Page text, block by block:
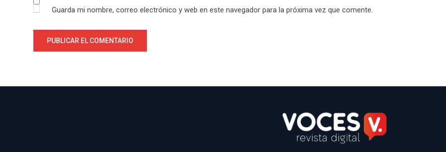
Guarda mi nombre, correo electrónico y web en este navegador para la próxima vez que comente.